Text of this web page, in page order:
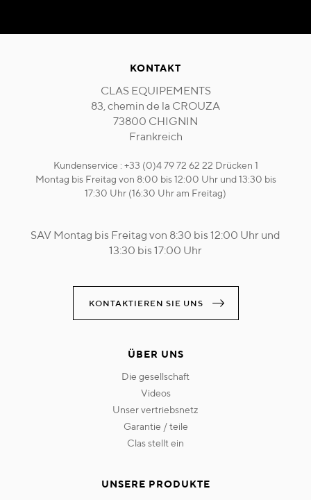
KONTAKT
CLAS EQUIPEMENTS
83, chemin de la CROUZA
73800 CHIGNIN
Frankreich
Kundenservice : +33 (0)4 79 72 62 22 Drücken 1
Montag bis Freitag von 8:00 bis 12:00 Uhr und 13:30 bis
17:30 Uhr (16:30 Uhr am Freitag)
SAV Montag bis Freitag von 8:30 bis 12:00 Uhr und
13:30 bis 17:00 Uhr
KONTAKTIEREN SIE UNS
ÜBER UNS
die gesellschaft
videos
unser vertriebsnetz
garantie / teile
clas stellt ein
UNSERE PRODUKTE